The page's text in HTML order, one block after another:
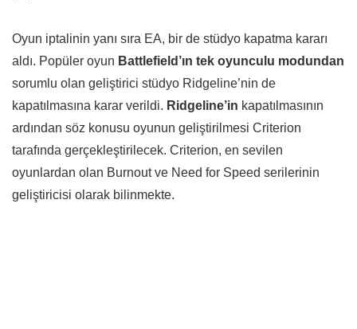
Oyun iptalinin yanı sıra EA, bir de stüdyo kapatma kararı
aldı. Popüler oyun Battlefield’ın tek oyunculu modundan
sorumlu olan geliştirici stüdyo Ridgeline’nin de
kapatılmasına karar verildi. Ridgeline’in kapatılmasının
ardından söz konusu oyunun geliştirilmesi Criterion
tarafında gerçekleştirilecek. Criterion, en sevilen
oyunlardan olan Burnout ve Need for Speed serilerinin
geliştiricisi olarak bilinmekte.